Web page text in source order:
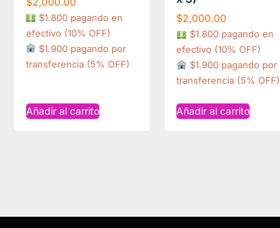
$1.800 pagando en
efectivo (10% OFF)
$1.900 pagando por
transferencia (5% OFF)
Añadir al carrito
$2,000.00
$1.800 pagando en
efectivo (10% OFF)
$1.900 pagando por
transferencia (5% OFF)
Añadir al carrito